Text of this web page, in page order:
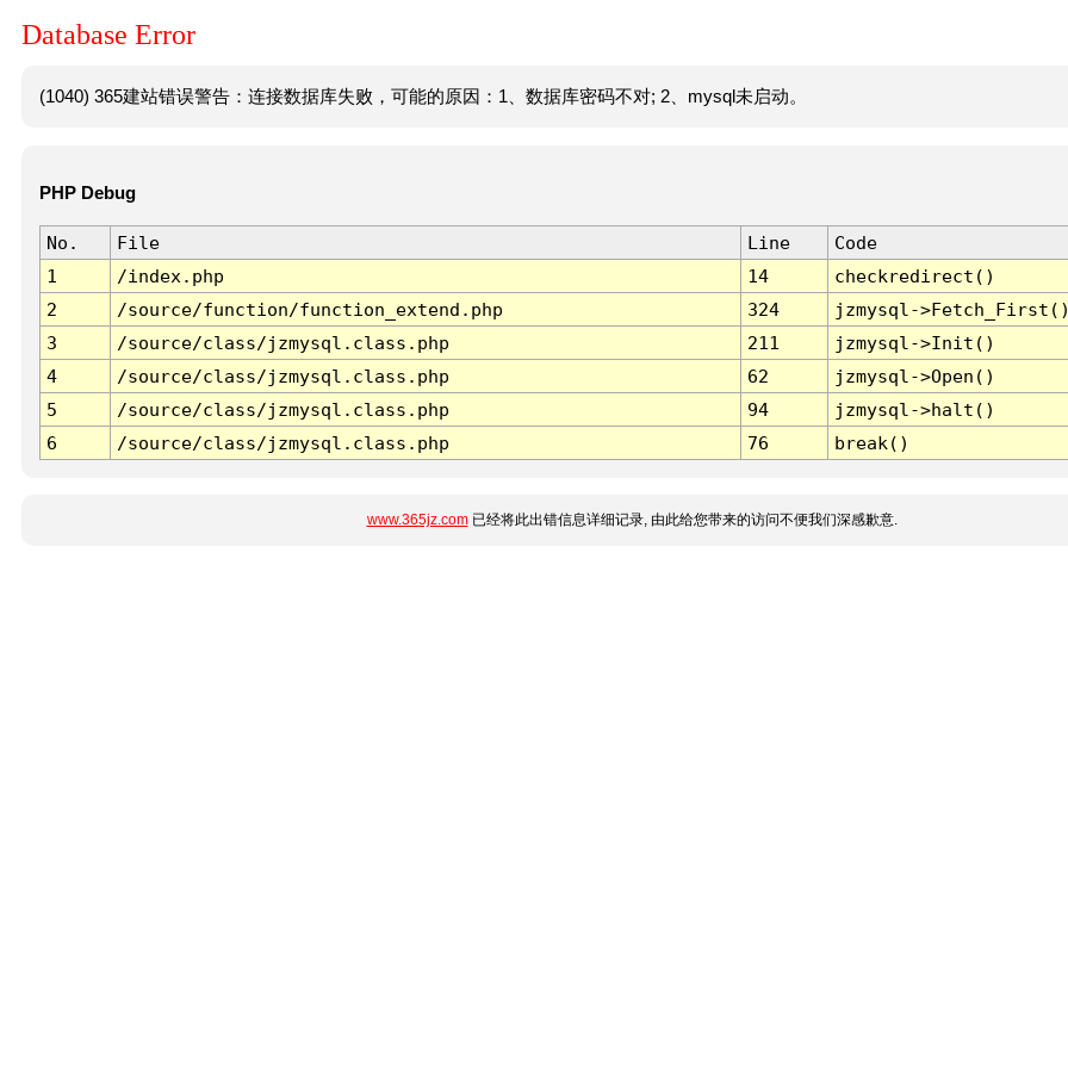
Database Error
(1040) 365建站错误警告：连接数据库失败，可能的原因：1、数据库密码不对; 2、mysql未启动。
PHP Debug
No. File Line
Code
1
/index.php 14
checkredirect()
2
/source/function/function_extend.php 324
jzmysql-
3
/source/class/jzmysql.class.php 211
jzmysql->Init()
4
/source/class/jzmysql.class.php 62
jzmysql->Open()
5
/source/class/jzmysql.class.php 94
jzmysql->halt()
6
/source/class/jzmysql.class.php 76 break()
www.365jz.com已经将此出错信息详细记录, 由此给您带来的访问不便我们深感歉意.